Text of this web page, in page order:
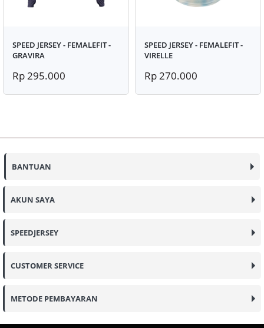
SPEED JERSEY - FEMALEFIT -
GRAVIRA
Rp 295.000
SPEED JERSEY - FEMALEFIT -
VIRELLE
Rp 270.000
BANTUAN
AKUN SAYA
SPEEDJERSEY
CUSTOMER SERVICE
METODE PEMBAYARAN